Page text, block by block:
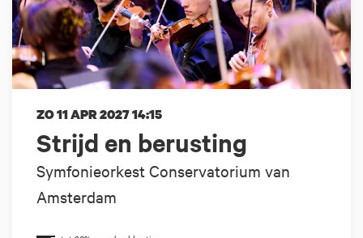
Strijd en berusting
Symfonieorkest Conservatorium van
Amsterdam
ZO 11 APR 202714:15